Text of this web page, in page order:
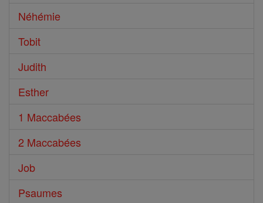
Néhémie
Tobit
Judith
Esther
1 Maccabées
2 Maccabées
Job
Psaumes